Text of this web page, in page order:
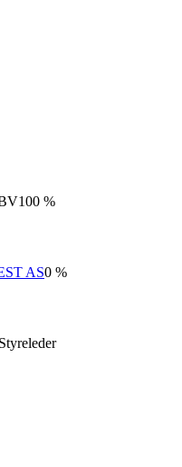
100 %
AS0 %
Styreleder